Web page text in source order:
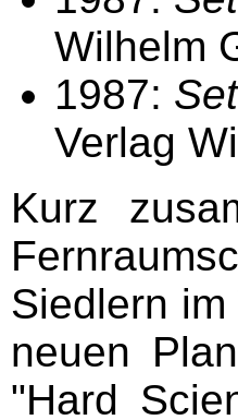
Wilhelm
1987:
Verlag
Kurz
Siedlern
neuen
"Hard